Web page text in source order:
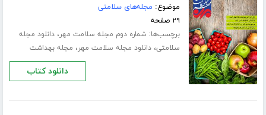
موضوع: مجله‌های سلامتی
۲۹ صفحه
برچسب‌ها:شماره دوم مجله سلامت مهر،دانلود مجله
سلامتی،دانلود مجله سلامت مهر، مجله بهداشت
دانلود کتاب